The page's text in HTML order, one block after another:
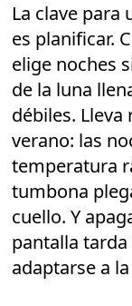
La clave para
es planificar.
elige noches
de la luna
débiles.
verano: las
temperatura
tumbona
cuello. Y
pantalla
adaptarse a